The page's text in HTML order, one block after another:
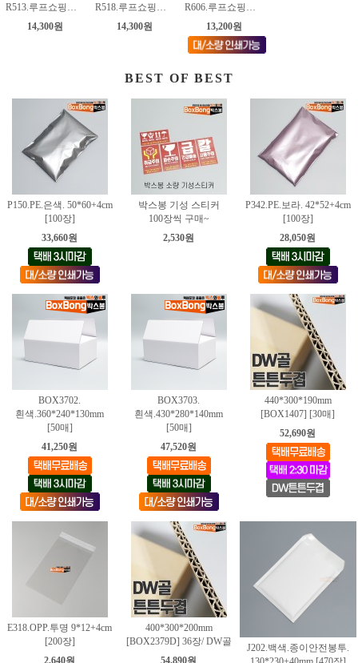
R513.루프쇼핑백.꽃 [3종]
14,300원
R518.루프쇼핑백.밤색땡땡이 [3종]
14,300원
R606.루프쇼핑백.진핑크 [3종]
13,200원
BEST OF BEST
P150.PE.은색. 50*60+4cm
[100장]
33,660원
박스봉 기성 스티커
100장씩 구매~
2,530원
P342.PE.보라. 42*52+4cm
[100장]
28,050원
BOX3702.
흰색.360*240*130mm
[50매]
41,250원
BOX3703.
흰색.430*280*140mm
[50매]
47,520원
440*300*190mm
[BOX1407] [30매]
52,690원
E318.OPP.투명 9*12+4cm
[200장]
2,640원
400*300*200mm
[BOX2379D] 36장/ DW골
54,890원
J202.백색.종이안전봉투.